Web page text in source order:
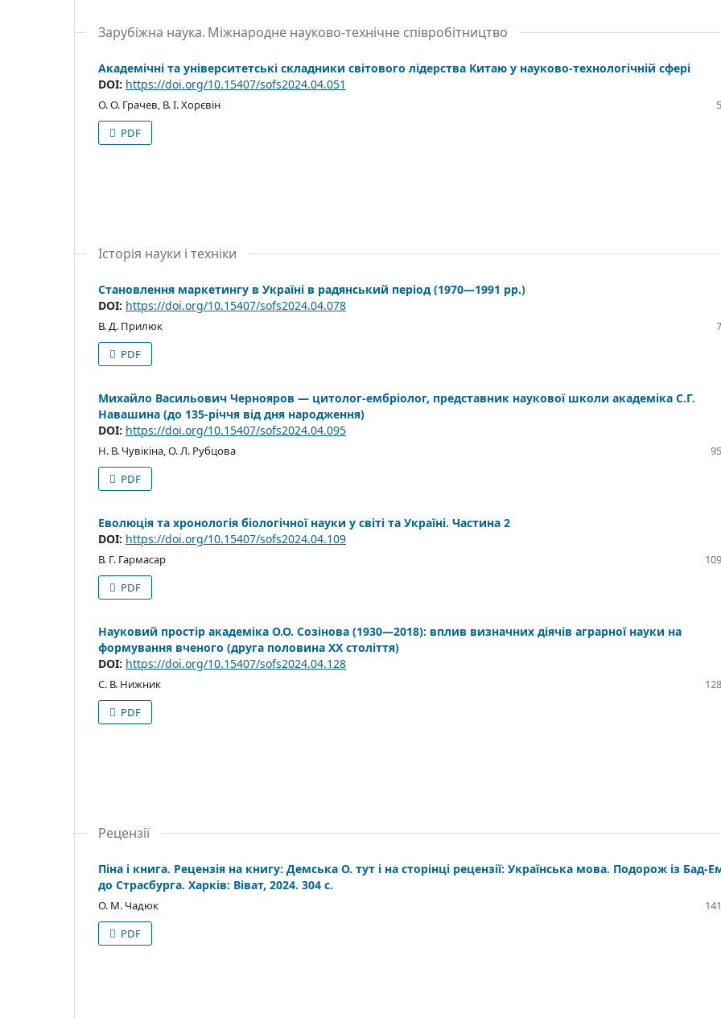
Зарубіжна наука. Міжнародне науково-технічне співробітництво
Академічні та університетські складники світового лідерства Китаю у науково-технологічній сфері
DOI: https://doi.org/10.15407/sofs2024.04.051
О. О. Грачев, В. І. Хорєвін
PDF
Історія науки і техніки
Становлення маркетингу в Україні в радянський період (1970—1991 рр.)
DOI: https://doi.org/10.15407/sofs2024.04.078
В. Д. Прилюк
PDF
Михайло Васильович Чернояров — цитолог-ембріолог, представник наукової школи академіка С.Г.
Навашина (до 135-річчя від дня народження)
DOI: https://doi.org/10.15407/sofs2024.04.095
Н. В. Чувікіна, О. Л. Рубцова
PDF
Еволюція та хронологія біологічної науки у світі та Україні. Частина 2
DOI: https://doi.org/10.15407/sofs2024.04.109
В. Г. Гармасар
PDF
Науковий простір академіка О.О. Созінова (1930—2018): вплив визначних діячів аграрної науки на
формування вченого (друга половина ХХ століття)
DOI: https://doi.org/10.15407/sofs2024.04.128
С. В. Нижник
PDF
Рецензії
Піна і книга. Рецензія на книгу: Демська О. тут і на сторінці рецензії: Українська мова. Подорож із Бад-
до Страсбурга. Харків: Віват, 2024. 304 с.
О. М. Чадюк
PDF